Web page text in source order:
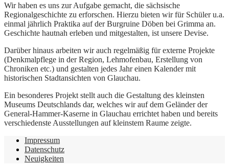
Wir haben es uns zur Aufgabe gemacht, die sächsische
Regionalgeschichte zu erforschen. Hierzu bieten wir für Schüler u.a.
einmal jährlich Praktika auf der Burgruine Döben bei Grimma an.
Geschichte hautnah erleben und mitgestalten, ist unsere Devise.
Darüber hinaus arbeiten wir auch regelmäßig für externe Projekte
(Denkmalpflege in der Region, Lehmofenbau, Erstellung von
Chroniken etc.) und gestalten jedes Jahr einen Kalender mit
historischen Stadtansichten von Glauchau.
Ein besonderes Projekt stellt auch die Gestaltung des kleinsten
Museums Deutschlands dar, welches wir auf dem Geländer der
General-Hammer-Kaserne in Glauchau errichtet haben und bereits
verschiedenste Ausstellungen auf kleinstem Raume zeigte.
Impressum
Datenschutz
Neuigkeiten